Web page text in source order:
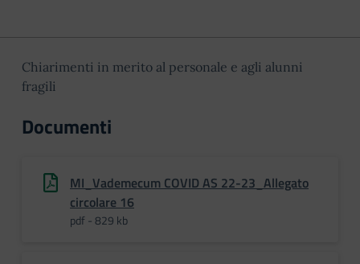
Chiarimenti in merito al personale e agli alunni
fragili
Documenti
MI_Vademecum COVID AS 22-23_Allegato
circolare 16
pdf - 829 kb